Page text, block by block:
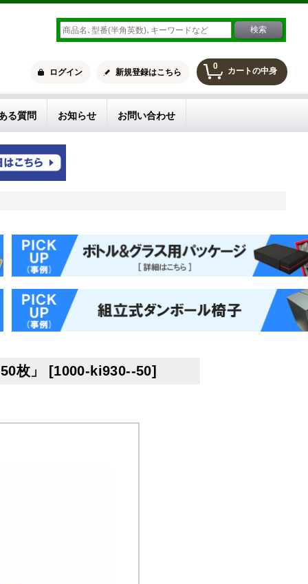
0 カートの中身
ログイン 新規登録はこちら
る質問 お知らせ お問い合わせ
枚」 [1000-ki930--50]